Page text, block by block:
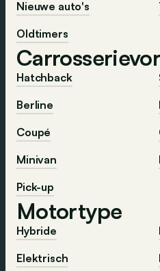
Nieuwe auto's
Oldtimers
Hatchback
Berline
Coupé
Minivan
Pick-up
Motortype
Hybride
Elektrisch